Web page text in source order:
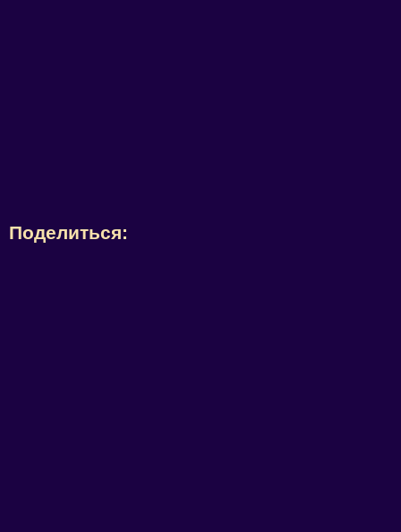
Поделиться: